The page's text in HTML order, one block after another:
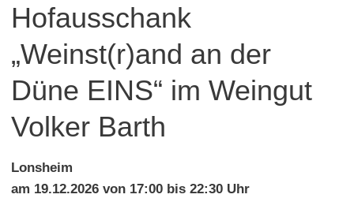
Veranstaltungen
Buchung & Service
Rheinhessen-Blog
Hofausschank
„Weinst(r)and an der
Düne EINS“ im Weingut
Volker Barth
Lonsheim
am 19.12.2026 von 17:00 bis 22:30 Uhr